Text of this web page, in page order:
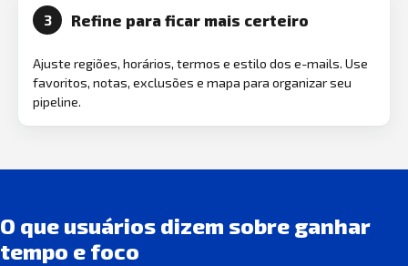
3 Refine para ficar mais certeiro
Ajuste regiões, horários, termos e estilo dos e-mails. Use
favoritos, notas, exclusões e mapa para organizar seu
pipeline.
O que usuários dizem sobre ganhar
tempo e foco